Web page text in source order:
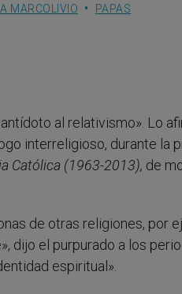
MARCOLIVIO PAPAS
al relativismo». Lo
interreligioso, durante la
Católica (1963-2013), de
de otras religiones, por
dijo el purpurado a los
espiritual».